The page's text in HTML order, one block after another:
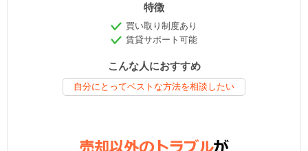
特徴
買い取り制度あり
賃貸サポート可能
こんな人におすすめ
自分にとってベストな方法を相談したい